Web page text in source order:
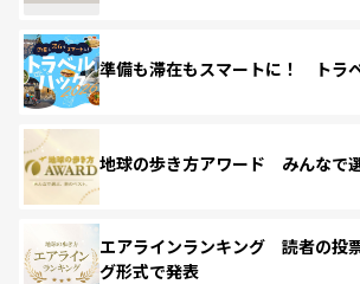
準備も滞在もスマートに！ トラ
地球の歩き方アワード みんなで
エアラインランキング 読者の投
グ形式で発表